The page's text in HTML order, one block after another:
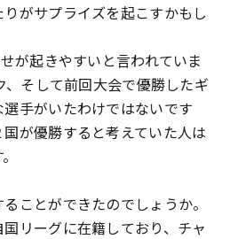
がサプライズを起こすかもし
が起きやすいと言われていま
そして前回大会で優勝したギ
手がいたわけではないです
が優勝すると考えていた人は
ことができたのでしょうか。
リーグに在籍しており、チャ